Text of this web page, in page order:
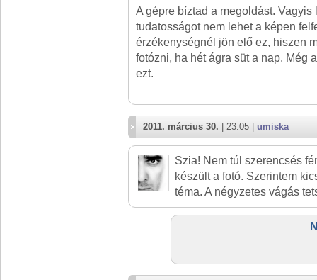
A gépre bíztad a megoldást. Vagyis
tudatosságot nem lehet a képen
érzékenységnél jön elő ez, hiszen
fotózni, ha hét ágra süt a nap. Még
ezt.
2011. március 30. | 23:05 | umiska
Szia! Nem túl szerencsés
készült a fotó. Szerintem
téma. A négyzetes vágás